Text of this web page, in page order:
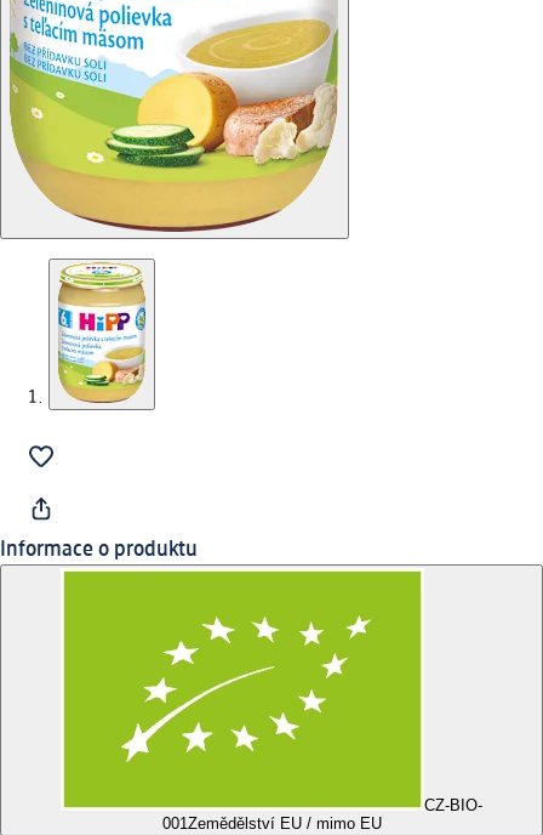
Informace o produktu
CZ-BIO-
001Zemědělství EU / mimo EU